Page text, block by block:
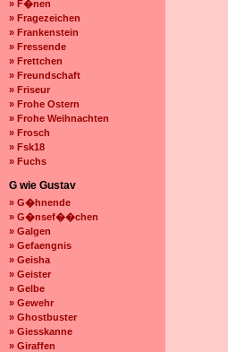
» F�nen
» Fragezeichen
» Frankenstein
» Fressende
» Frettchen
» Freundschaft
» Friseur
» Frohe Ostern
» Frohe Weihnachten
» Frosch
» Fsk18
» Fuchs
G wie Gustav
» G�hnende
» G�nsef��chen
» Galgen
» Gefaengnis
» Geisha
» Geister
» Gelbe
» Gewehr
» Ghostbuster
» Giesskanne
» Giraffen